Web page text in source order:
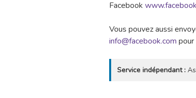
Facebook
Vous pouvez aussi
info@facebook.com pour
Service indépendant :